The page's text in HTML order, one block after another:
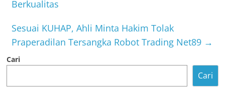
Berkualitas
Sesuai KUHAP, Ahli Minta Hakim Tolak
Praperadilan Tersangka Robot Trading Net89 →
Cari
Cari